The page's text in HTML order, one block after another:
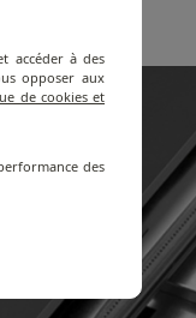
accéder à des
opposer aux
de cookies et
des